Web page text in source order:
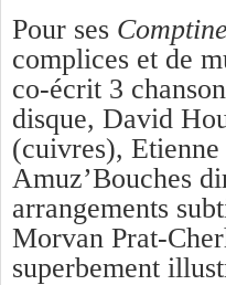
Pour ses
complices et de
co-écrit 3
disque, David
(cuivres),
Amuz’Bouches
arrangements
Morvan Prat-
superbement